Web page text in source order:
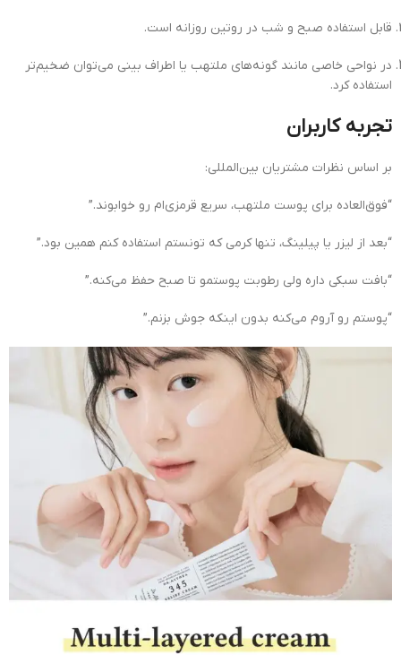
قابل استفاده صبح و شب در روتین روزانه است.
در نواحی خاصی مانند گونه‌های ملتهب یا اطراف بینی می‌توان ضخیم‌تر
استفاده کرد.
تجربه کاربران
بر اساس نظرات مشتریان بین‌المللی:
“فوق‌العاده برای پوست ملتهب، سریع قرمزی‌ام رو خوابوند.”
“بعد از لیزر یا پیلینگ، تنها کرمی که تونستم استفاده کنم همین بود.”
“بافت سبکی داره ولی رطوبت پوستمو تا صبح حفظ می‌کنه.”
“پوستم رو آروم می‌کنه بدون اینکه جوش بزنم.”